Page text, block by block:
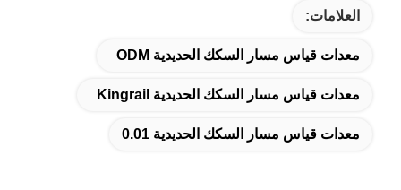
العلامات:
معدات قياس مسار السكك الحديدية ODM
معدات قياس مسار السكك الحديدية Kingrail
معدات قياس مسار السكك الحديدية 0.01